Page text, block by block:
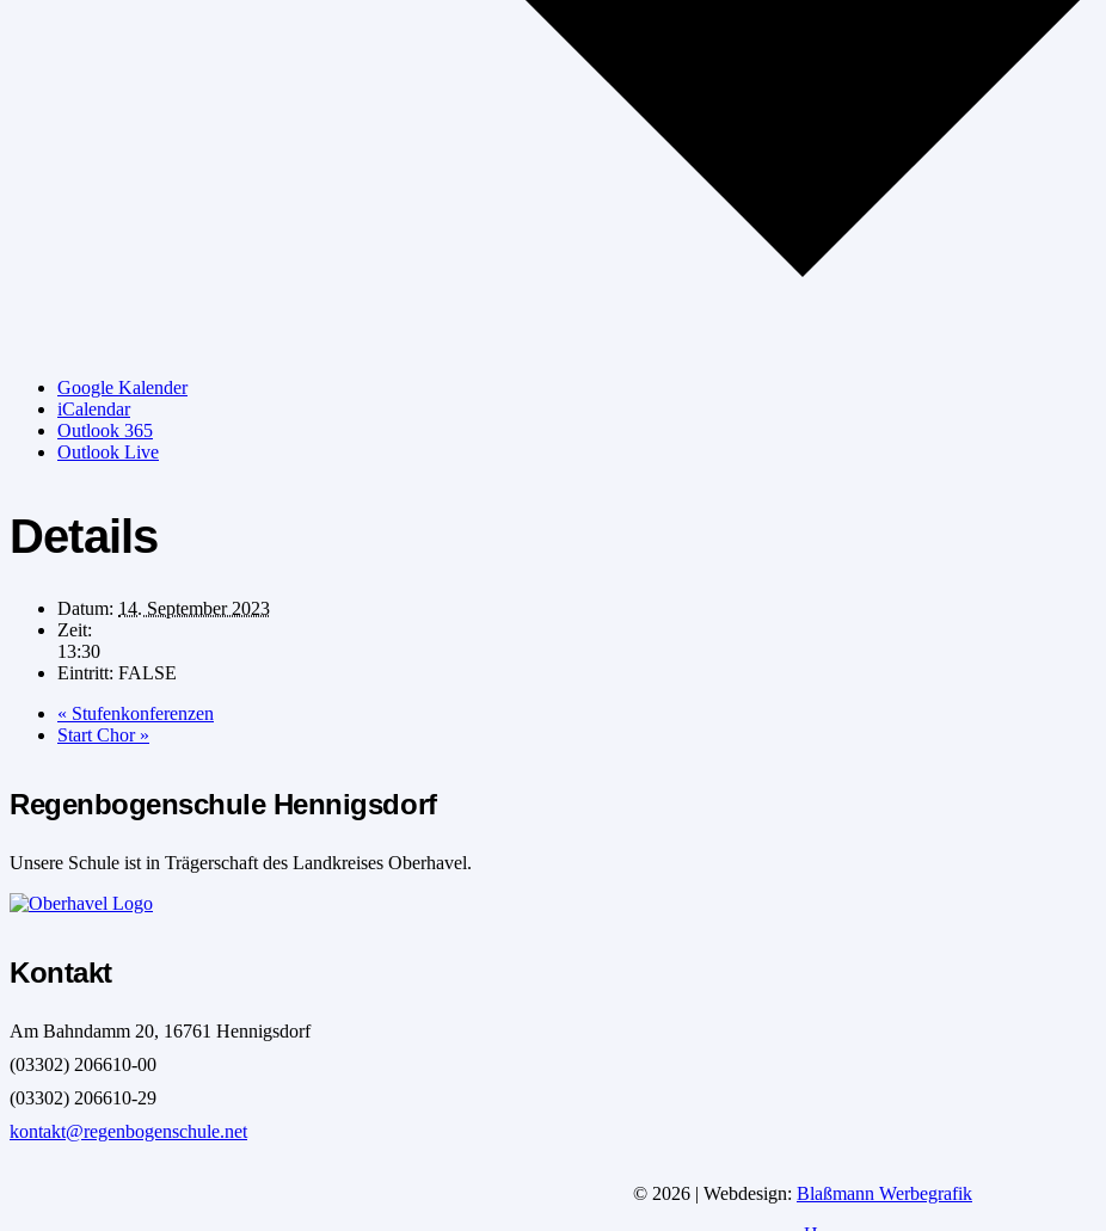
Google Kalender
iCalendar
Outlook 365
Outlook Live
Details
Datum: 14. September 2023
Zeit:
13:30
Eintritt: FALSE
« Stufenkonferenzen
Start Chor »
Regenbogenschule Hennigsdorf
Unsere Schule ist in Trägerschaft des Landkreises Oberhavel.
Kontakt
Am Bahndamm 20, 16761 Hennigsdorf
(03302) 206610-00
(03302) 206610-29
kontakt@regenbogenschule.net
© 2026 | Webdesign: Blaßmann Werbegrafik